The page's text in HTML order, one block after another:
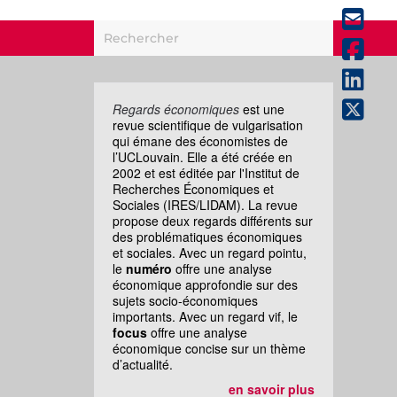
Regards économiques est une
revue scientifique de vulgarisation
qui émane des économistes de
l’UCLouvain. Elle a été créée en
2002 et est éditée par l'Institut de
Recherches Économiques et
Sociales (IRES/LIDAM). La revue
propose deux regards différents sur
des problématiques économiques
et sociales. Avec un regard pointu,
le numéro offre une analyse
économique approfondie sur des
sujets socio-économiques
importants. Avec un regard vif, le
focus offre une analyse
économique concise sur un thème
d’actualité.
en savoir plus